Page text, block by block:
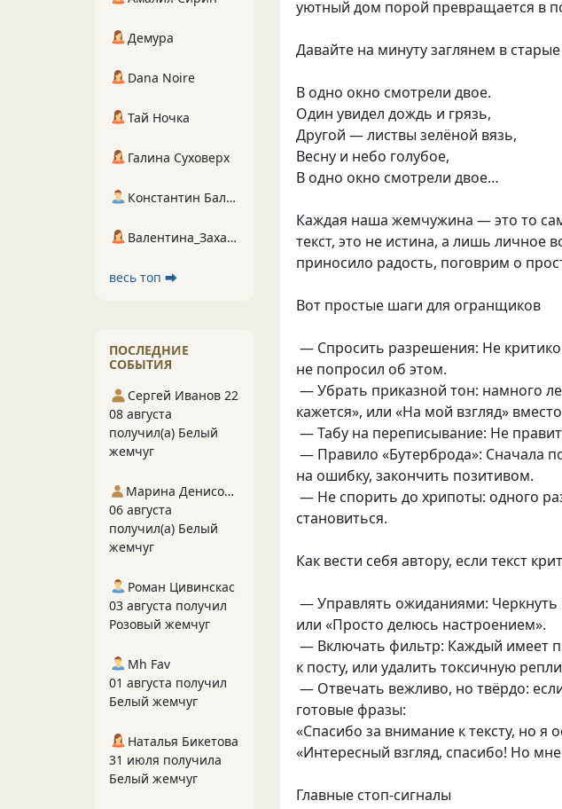
уютный дом порой превращается в
Давайте на минуту заглянем в
В одно окно смотрели двое.
Один увидел дождь и грязь,
Другой — листвы зелёной вязь,
Весну и небо голубое,
В одно окно смотрели двое…
Каждая наша жемчужина — это то
текст, это не истина, а лишь личное
приносило радость, поговрим о
Вот простые шаги для огранщиков
— Спросить разрешения: Не
не попросил об этом.
— Убрать приказной тон: намного
кажется», или «На мой взгляд»
— Табу на переписывание: Не
— Правило «Бутерброда»: Сначала
на ошибку, закончить позитивом.
— Не спорить до хрипоты: одного
становиться.
Как вести себя автору, если текст
— Управлять ожиданиями: Черкнуть
или «Просто делюсь настроением».
— Включать фильтр: Каждый имеет
к посту, или удалить токсичную
— Отвечать вежливо, но твёрдо:
готовые фразы:
«Спасибо за внимание к тексту, но я
«Интересный взгляд, спасибо! Но
Главные стоп-сигналы
Демура
Dana Noire
Тай Ночка
Галина Суховерх
Константин Балухта
Валентина_Захарова
весь топ ⮕
ПОСЛЕДНИЕ
СОБЫТИЯ
Сергей Иванов 22
08 августа
получил(а) Белый
жемчуг
Марина Денисова 5
06 августа
получил(а) Белый
жемчуг
Роман Цивинскас
03 августа получил
Розовый жемчуг
Mh Fav
01 августа получил
Белый жемчуг
Наталья Бикетова
31 июля получила
Белый жемчуг